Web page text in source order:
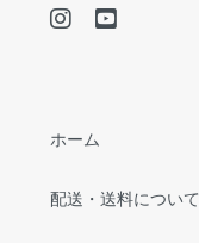
ホーム
配送・送料について